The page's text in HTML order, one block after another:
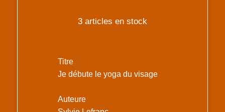
3 articles en stock
Titre
Je débute le yoga du visage
Auteure